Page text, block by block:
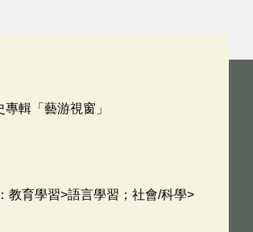
輯「藝游視窗」
教育學習>語言學習；社會/科學>